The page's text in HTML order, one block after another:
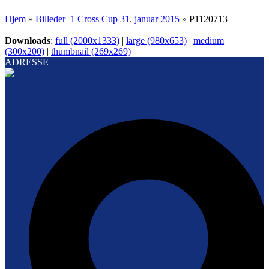
Hjem » Billeder_1 Cross Cup 31. januar 2015 » P1120713
Downloads: full (2000x1333) | large (980x653) | medium
(300x200) | thumbnail (269x269)
ADRESSE